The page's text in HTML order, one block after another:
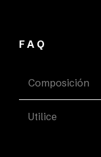
FAQ
Composición
Utilice